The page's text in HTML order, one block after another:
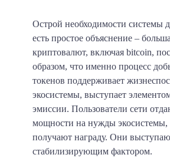
Острой необходимости системы
есть простое объяснение –
криптовалют, включая bitcoin,
образом, что именно процесс
токенов поддерживает
экосистемы, выступает
эмиссии. Пользователи сети
мощности на нужды экосистемы,
получают награду. Они
стабилизирующим фактором.